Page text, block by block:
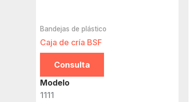
Bandejas de plástico
Caja de cría BSF
Consulta
Modelo
1111